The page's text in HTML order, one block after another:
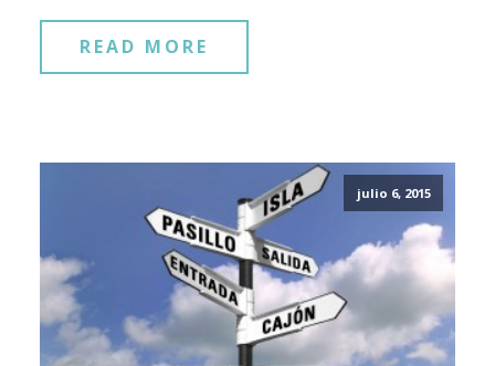
READ MORE
julio 6, 2015